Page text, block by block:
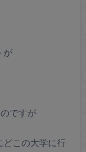
が
ですが
どこの大学に行